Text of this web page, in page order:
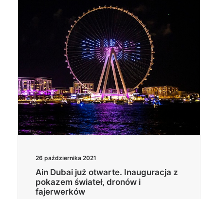
26 października 2021
Ain Dubai już otwarte. Inauguracja z
pokazem świateł, dronów i
fajerwerków